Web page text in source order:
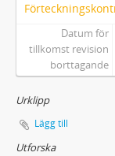
Datum för
tillkomst revision
borttagande
Urklipp
Lägg till
Utforska